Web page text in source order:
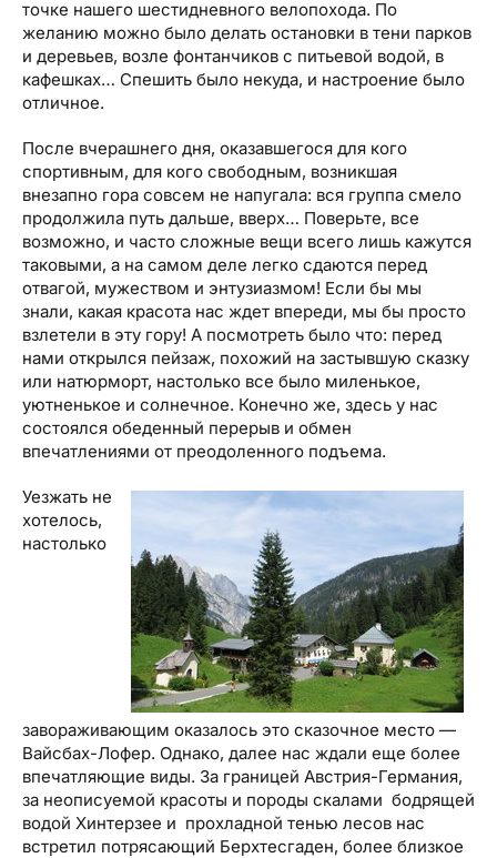
точке нашего шестидневного велопохода. По
желанию можно было делать остановки в тени парков
и деревьев, возле фонтанчиков с питьевой водой, в
кафешках… Спешить было некуда, и настроение было
отличное.
После вчерашнего дня, оказавшегося для кого
спортивным, для кого свободным, возникшая
внезапно гора совсем не напугала: вся группа смело
продолжила путь дальше, вверх… Поверьте, все
возможно, и часто сложные вещи всего лишь кажутся
таковыми, а на самом деле легко сдаются перед
отвагой, мужеством и энтузиазмом! Если бы мы
знали, какая красота нас ждет впереди, мы бы просто
взлетели в эту гору! А посмотреть было что: перед
нами открылся пейзаж, похожий на застывшую сказку
или натюрморт, настолько все было миленькое,
уютненькое и солнечное. Конечно же, здесь у нас
состоялся обеденный перерыв и обмен
впечатлениями от преодоленного подъема.
Уезжать не
хотелось,
настолько
завораживающим оказалось это сказочное место —
Вайсбах-Лофер. Однако, далее нас ждали еще более
впечатляющие виды. За границей Австрия-Германия,
за неописуемой красоты и породы скалами бодрящей
водой Хинтерзее и прохладной тенью лесов нас
встретил потрясающий Берхтесгаден, более близкое